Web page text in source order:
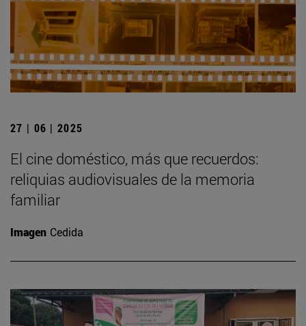
27 | 06 | 2025
El cine doméstico, más que recuerdos:
reliquias audiovisuales de la memoria
familiar
Imagen Cedida